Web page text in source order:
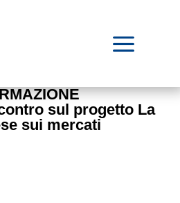
a
sul progetto La
sui mercati